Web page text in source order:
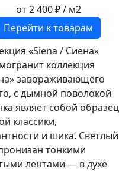
от2 400 ₽/ м2
Перейти к товарам
«Siena / Сиена»
коллекция
завораживающего
с дымной поволокой
являет собой образец
классики,
и шика. Светлый
тонкими
лентами — в духе